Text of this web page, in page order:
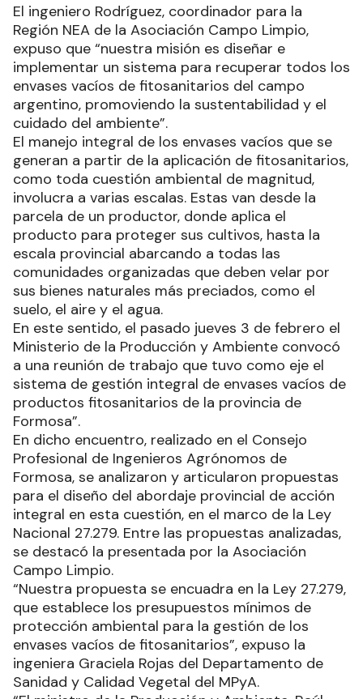
El ingeniero Rodríguez, coordinador para la
Región NEA de la Asociación Campo Limpio,
expuso que “nuestra misión es diseñar e
implementar un sistema para recuperar todos los
envases vacíos de fitosanitarios del campo
argentino, promoviendo la sustentabilidad y el
cuidado del ambiente”.
El manejo integral de los envases vacíos que se
generan a partir de la aplicación de fitosanitarios,
como toda cuestión ambiental de magnitud,
involucra a varias escalas. Estas van desde la
parcela de un productor, donde aplica el
producto para proteger sus cultivos, hasta la
escala provincial abarcando a todas las
comunidades organizadas que deben velar por
sus bienes naturales más preciados, como el
suelo, el aire y el agua.
En este sentido, el pasado jueves 3 de febrero el
Ministerio de la Producción y Ambiente convocó
a una reunión de trabajo que tuvo como eje el
sistema de gestión integral de envases vacíos de
productos fitosanitarios de la provincia de
Formosa”.
En dicho encuentro, realizado en el Consejo
Profesional de Ingenieros Agrónomos de
Formosa, se analizaron y articularon propuestas
para el diseño del abordaje provincial de acción
integral en esta cuestión, en el marco de la Ley
Nacional 27.279. Entre las propuestas analizadas,
se destacó la presentada por la Asociación
Campo Limpio.
“Nuestra propuesta se encuadra en la Ley 27.279,
que establece los presupuestos mínimos de
protección ambiental para la gestión de los
envases vacíos de fitosanitarios”, expuso la
ingeniera Graciela Rojas del Departamento de
Sanidad y Calidad Vegetal del MPyA.